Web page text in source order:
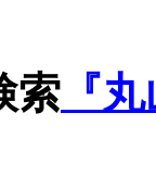
索 『